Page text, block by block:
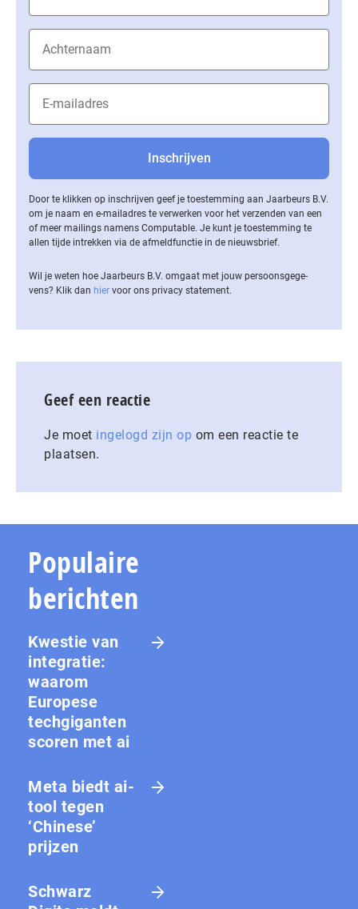
Door te klikken op inschrijven geef je toestemming aan Jaarbeurs B.V.
om je naam en e-mailadres te verwerken voor het verzenden van een
of meer mailings namens Computable. Je kunt je toestemming te
allen tijde intrekken via de af­meld­func­tie in de nieuwsbrief.
Wil je weten hoe Jaarbeurs B.V. omgaat met jouw per­soons­ge­ge­
vens? Klik dan hier voor ons privacy statement.
Geef een reactie
Je moet ingelogd zijn op om een reactie te
plaatsen.
Populaire
berichten
Kwestie van
integratie:
waarom
Europese
techgiganten
scoren met ai
Meta biedt ai-
tool tegen
‘Chinese’
prijzen
Schwarz